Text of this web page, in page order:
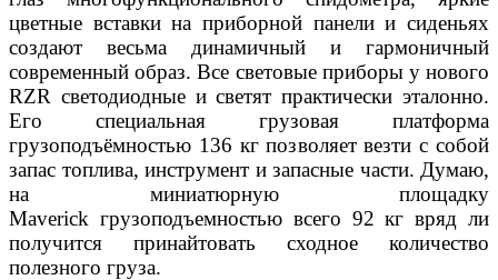
цветные вставки на приборной панели и сиденьях
создают весьма динамичный и гармоничный
современный образ. Все световые приборы у нового
RZR светодиодные и светят практически эталонно.
Его специальная грузовая платформа
грузоподъёмностью 136 кг позволяет везти с собой
запас топлива, инструмент и запасные части. Думаю,
на миниатюрную площадку
Maverick грузоподъемностью всего 92 кг вряд ли
получится принайтовать сходное количество
полезного груза.